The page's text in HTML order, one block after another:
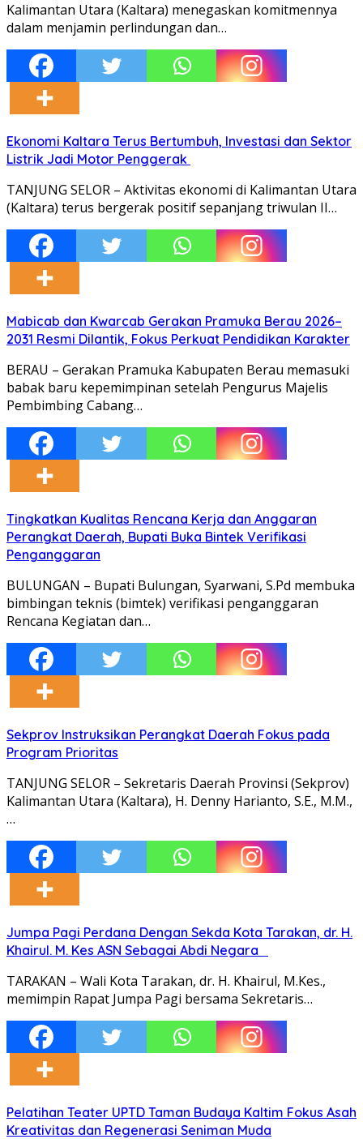
Kalimantan Utara (Kaltara) menegaskan komitmennya
dalam menjamin perlindungan dan…
Ekonomi Kaltara Terus Bertumbuh, Investasi dan Sektor
Listrik Jadi Motor Penggerak
TANJUNG SELOR – Aktivitas ekonomi di Kalimantan Utara
(Kaltara) terus bergerak positif sepanjang triwulan II…
Mabicab dan Kwarcab Gerakan Pramuka Berau 2026–
2031 Resmi Dilantik, Fokus Perkuat Pendidikan Karakter
BERAU – Gerakan Pramuka Kabupaten Berau memasuki
babak baru kepemimpinan setelah Pengurus Majelis
Pembimbing Cabang…
Tingkatkan Kualitas Rencana Kerja dan Anggaran
Perangkat Daerah, Bupati Buka Bintek Verifikasi
Penganggaran
BULUNGAN – Bupati Bulungan, Syarwani, S.Pd membuka
bimbingan teknis (bimtek) verifikasi penganggaran
Rencana Kegiatan dan…
Sekprov Instruksikan Perangkat Daerah Fokus pada
Program Prioritas
TANJUNG SELOR – Sekretaris Daerah Provinsi (Sekprov)
Kalimantan Utara (Kaltara), H. Denny Harianto, S.E., M.M.,
…
Jumpa Pagi Perdana Dengan Sekda Kota Tarakan, dr. H.
Khairul. M. Kes ASN Sebagai Abdi Negara
TARAKAN – Wali Kota Tarakan, dr. H. Khairul, M.Kes.,
memimpin Rapat Jumpa Pagi bersama Sekretaris…
Pelatihan Teater UPTD Taman Budaya Kaltim Fokus Asah
Kreativitas dan Regenerasi Seniman Muda